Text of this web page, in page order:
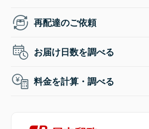
再配達のご依頼
お届け日数を調べる
料金を計算・調べる